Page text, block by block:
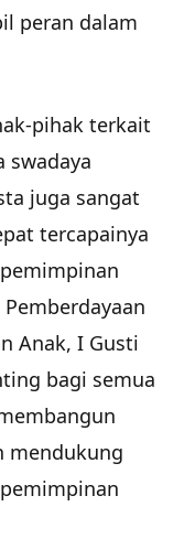
peran dalam
pihak terkait
swadaya
juga sangat
tercapainya
Anak, I Gusti
bagi semua
mendukung